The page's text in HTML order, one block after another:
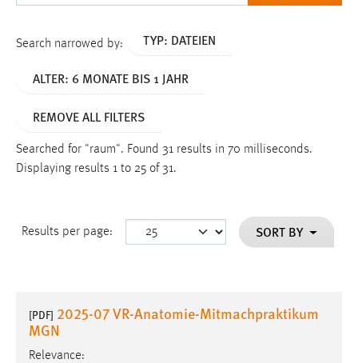
Search narrowed by: TYP: DATEIEN
ALTER: 6 MONATE BIS 1 JAHR
REMOVE ALL FILTERS
Searched for "raum". Found 31 results in 70 milliseconds.
Displaying results 1 to 25 of 31.
Results per page: SORT BY
[PDF] 2025-07 VR-Anatomie-Mitmachpraktikum
MGN
Relevance: